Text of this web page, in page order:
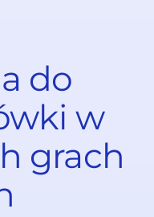
do
w
grach